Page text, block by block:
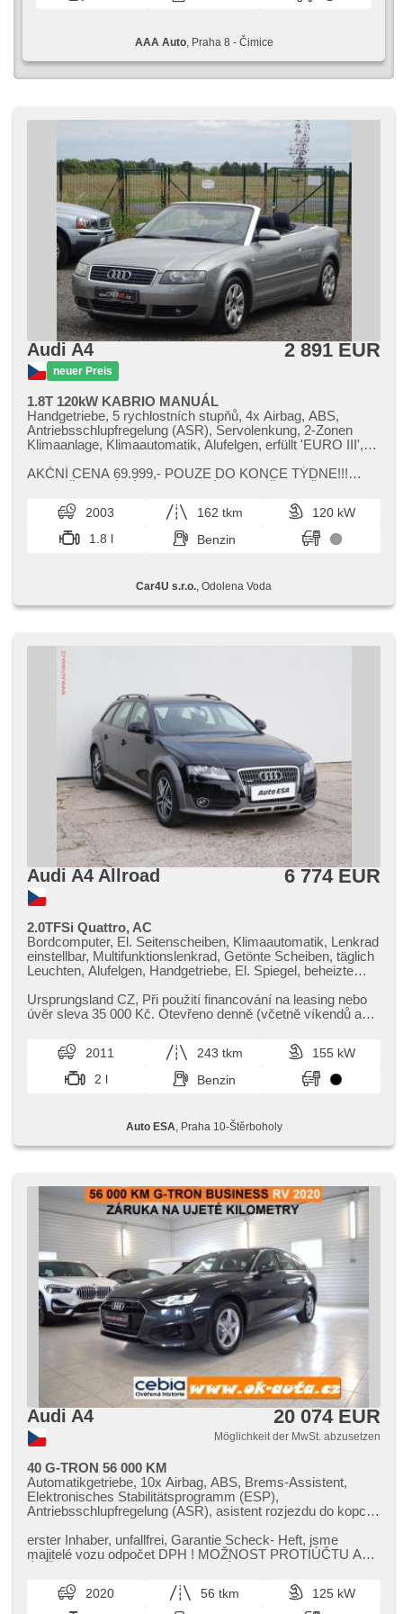
AAA Auto, Praha 8 - Čimice
Audi A4
neuer Preis
2 891 EUR
1.8T 120kW KABRIO MANUÁL
Handgetriebe, 5 rychlostních stupňů, 4x Airbag, ABS,
Antriebsschlupfregelung (ASR), Servolenkung, 2-Zonen
Klimaanlage, Klimaautomatik, Alufelgen, erfüllt 'EURO III',
Seitenscheiben, Ski-Box, El. Spiegel, Wegfahrsperre,
höheneinstellbare Fahrersitz, Abnutzungssensor des
Bremsbelages, Nebelscheinwerfer, USB, Autoradio,
Außenthermometer, Getönte Scheiben, Rolldach, Antrieb
AKČNÍ CENA 69.999,​​- POUZE DO KONCE TÝDNE!!!
PLNĚ FUNKČNÍ,​ JEDEN Z NEJLEPŠÍCH MOTORŮ 1.8T...
2003 162 tkm
120 kW
1.8 l
Benzin
Car4U s.r.o. , Odolena Voda
Audi A4 Allroad 6 774 EUR
2.0TFSi Quattro, AC
Bordcomputer, El. Seitenscheiben, Klimaautomatik, Lenkrad
einstellbar, Multifunktionslenkrad, Getönte Scheiben, täglich
Leuchten, Alufelgen, Handgetriebe, El. Spiegel, beheizte
Funkfernbedienung, Elektronisches Stabilitätsprogramm
(ESP), Nebelscheinwerfer, ABS, elektronická ruční brzda,
Ursprungsland CZ,​ Při použití financování na leasing nebo
úvěr sleva 35 000 Kč. Otevřeno denně (včetně víkendů a
2011 243 tkm
155 kW
2 l
Benzin
Auto ESA , Praha 10-Štěrboholy
Audi A4 20 074 EUR
Möglichkeit der MwSt. abzusetzen
40 G-TRON 56 000 KM
Automatikgetriebe, 10x Airbag, ABS, Brems-Assistent,
Elektronisches Stabilitätsprogramm (ESP),
Antriebsschlupfregelung (ASR), asistent rozjezdu do kopce
asistent změny jízdního pruhu, asistent jízdy v jízdním
pruhu, Überwachung der Ermüdung des Fahrers,
Geschwindigkeitsregelung, Tempomat, LED adaptivní
světlomety, Schaltflutlicht, LED denní svícení, Alufelgen,
erster Inhaber,​ unfallfrei,​ Garantie Scheck​- Heft,​ jsme
majitelé vozu odpočet DPH ! MOŽNOST PROTIÚČTU A
2020 56 tkm
125 kW